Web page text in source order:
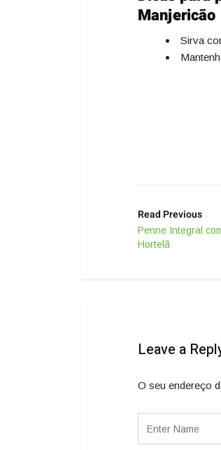
Manjericão
Sirva
Read Previous
Penne Integral
Hortelã
Leave a
O seu endereço